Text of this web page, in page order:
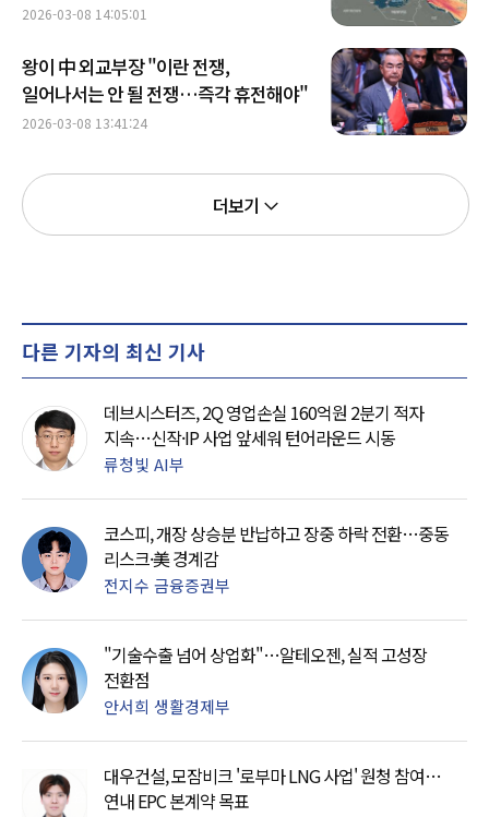
2026-03-08 14:05:01
왕이 中 외교부장 "이란 전쟁,
일어나서는 안 될 전쟁…즉각 휴전해야"
2026-03-08 13:41:24
더보기
다른 기자의 최신 기사
데브시스터즈, 2Q 영업손실 160억원 2분기 적자
지속…신작·IP 사업 앞세워 턴어라운드 시동
류청빛 AI부
코스피, 개장 상승분 반납하고 장중 하락 전환…중동
리스크·美 경계감
전지수 금융증권부
"기술수출 넘어 상업화"…알테오젠, 실적 고성장
전환점
안서희 생활경제부
대우건설, 모잠비크 '로부마 LNG 사업' 원청 참여…
연내 EPC 본계약 목표